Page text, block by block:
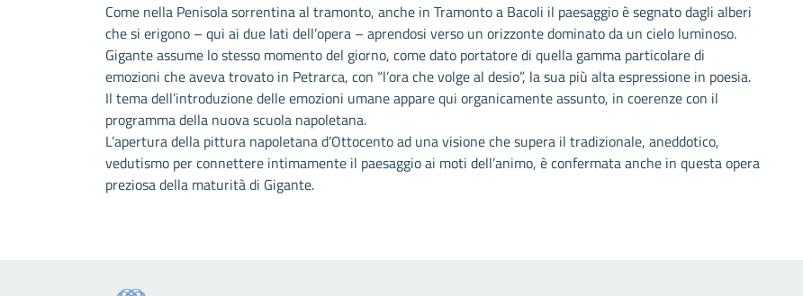
Come nella Penisola sorrentina al tramonto, anche in Tramonto a Bacoli il paesaggio è segnato dagli alberi
che si erigono – qui ai due lati dell’opera – aprendosi verso un orizzonte dominato da un cielo luminoso.
Gigante assume lo stesso momento del giorno, come dato portatore di quella gamma particolare di
emozioni che aveva trovato in Petrarca, con “l’ora che volge al desio”, la sua più alta espressione in poesia.
Il tema dell’introduzione delle emozioni umane appare qui organicamente assunto, in coerenze con il
programma della nuova scuola napoletana.
L’apertura della pittura napoletana d’Ottocento ad una visione che supera il tradizionale, aneddotico,
vedutismo per connettere intimamente il paesaggio ai moti dell’animo, è confermata anche in questa opera
preziosa della maturità di Gigante.